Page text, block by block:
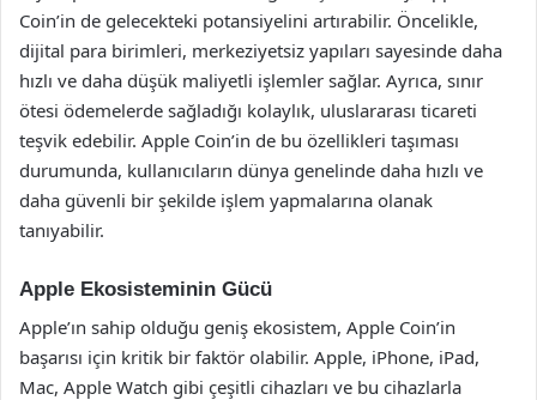
Coin’in de gelecekteki potansiyelini artırabilir. Öncelikle,
dijital para birimleri, merkeziyetsiz yapıları sayesinde daha
hızlı ve daha düşük maliyetli işlemler sağlar. Ayrıca, sınır
ötesi ödemelerde sağladığı kolaylık, uluslararası ticareti
teşvik edebilir. Apple Coin’in de bu özellikleri taşıması
durumunda, kullanıcıların dünya genelinde daha hızlı ve
daha güvenli bir şekilde işlem yapmalarına olanak
tanıyabilir.
Apple Ekosisteminin Gücü
Apple’ın sahip olduğu geniş ekosistem, Apple Coin’in
başarısı için kritik bir faktör olabilir. Apple, iPhone, iPad,
Mac, Apple Watch gibi çeşitli cihazları ve bu cihazlarla